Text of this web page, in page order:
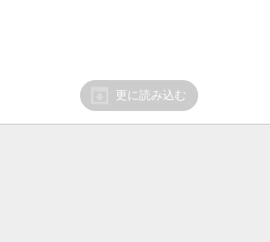
更に読み込む